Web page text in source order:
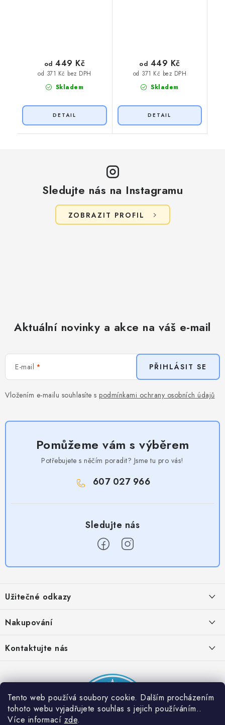
Tento web používá soubory cookie. Dalším procházením
tohoto webu vyjadřujete souhlas s jejich používáním..
Více informací zde.
Skladem
od 371 Kč bez DPH
od 449 Kč
Skladem
od 371 Kč bez DPH
od 449 Kč
Sledujte nás na Instagramu
ZOBRAZIT PROFIL
Aktuální novinky a akce na váš e-mail
E-mail
Vložením e-mailu souhlasíte s podmínkami ochrany osobních údajů
PŘIHLÁSIT SE
Pomůžeme vám s výběrem
Potřebujete s něčím poradit? Jsme tu pro vás!
607 027 966
p
a
Užitečné odkazy
Provizní systém
Partner stránek: Super plecháček
Nakupování
Podmínky akce 2 + 1 zdarma
Kontaktujte nás